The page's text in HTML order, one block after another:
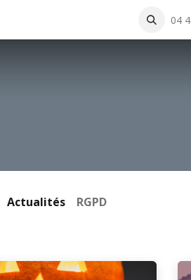
Boutique 04
Actualités
RGPD